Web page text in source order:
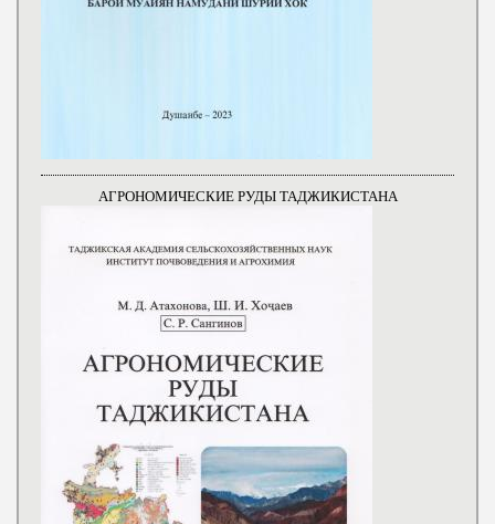
АГРОНОМИЧЕСКИЕ РУДЫ ТАДЖИКИСТАНА